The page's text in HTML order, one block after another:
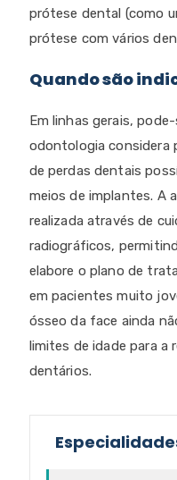
prótese dental (como
prótese com vários
Quando são
Em linhas gerais,
odontologia considera
de perdas dentais
meios de implantes. A
realizada através de
radiográficos,
elabore o plano de
em pacientes muito
ósseo da face ainda
limites de idade para a
dentários.